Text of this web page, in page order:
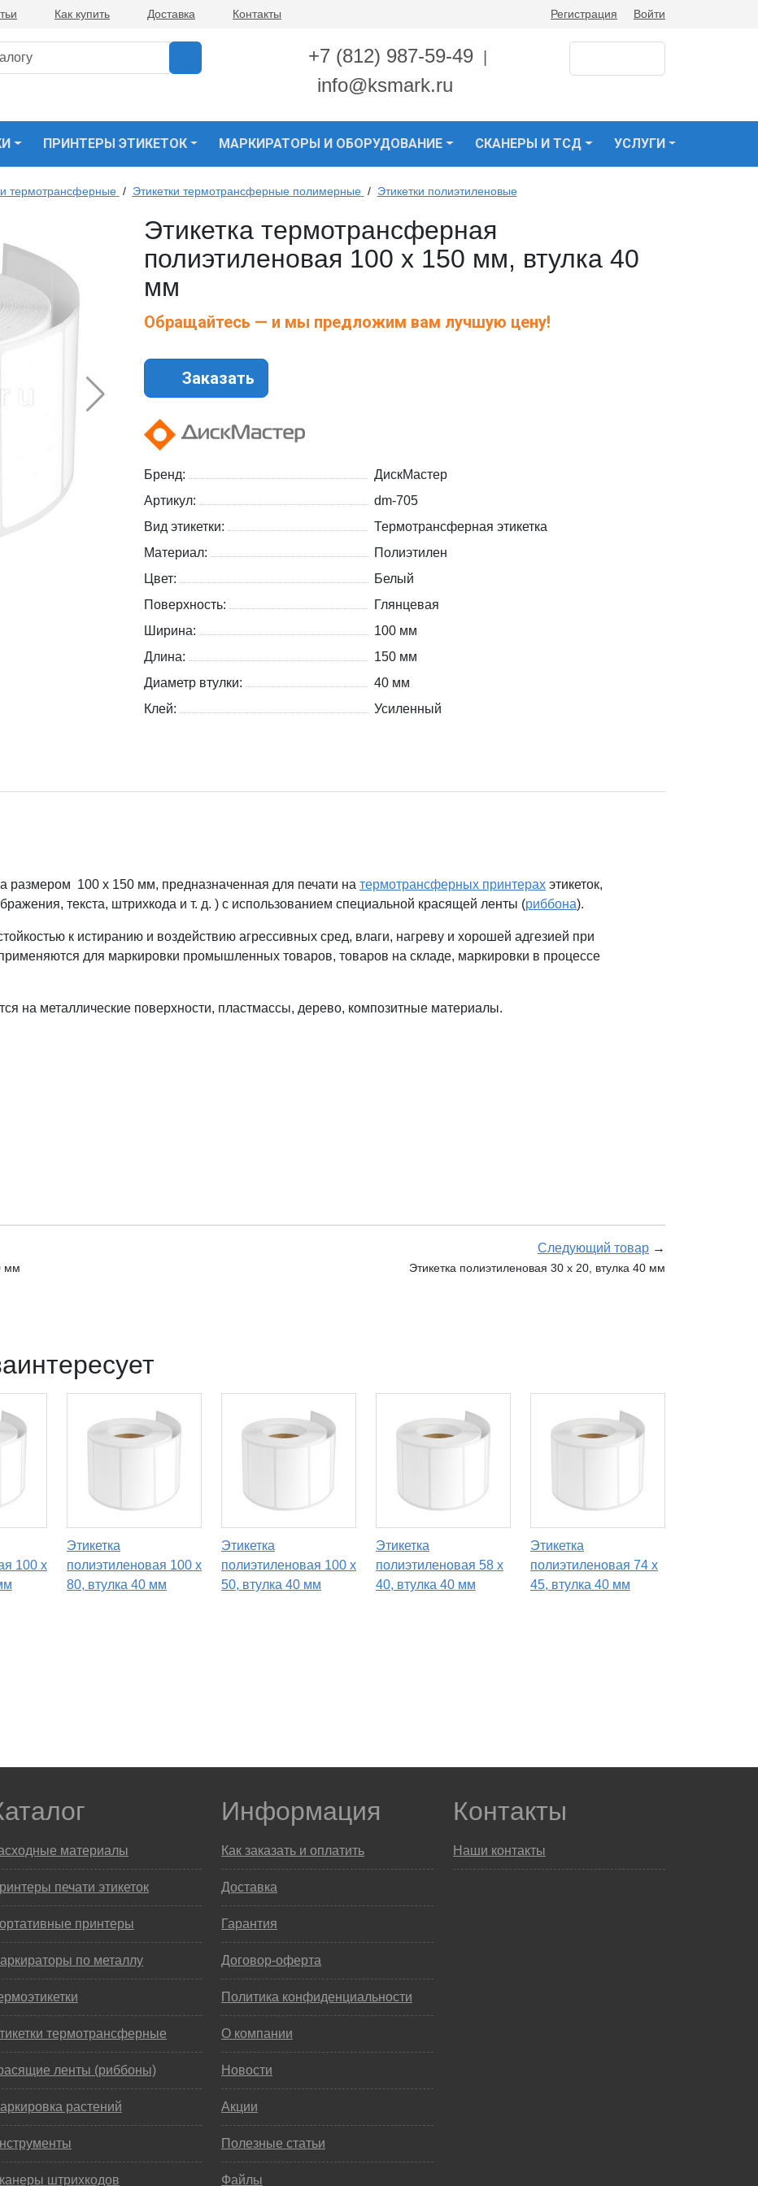
Как купить Доставка Контакты Регистрация Войти
+7 (812) 987-59-49
info@ksmark.ru
ПРИНТЕРЫ ЭТИКЕТОК МАРКИРАТОРЫ И ОБОРУДОВАНИЕ СКАНЕРЫ И ТСД УСЛУГИ
термотрансферные / Этикетки термотрансферные полимерные / Этикетки полиэтиленовые
Этикетка термотрансферная
полиэтиленовая 100 х 150 мм, втулка 40
мм
Обращайтесь — и мы предложим вам лучшую цену!
Заказать
Бренд:
ДискМастер
Артикул:
dm-705
Вид этикетки:
Термотрансферная этикетка
Материал:
Полиэтилен
Цвет:
Белый
Поверхность:
Глянцевая
Ширина:
100 мм
Длина:
150 мм
Диаметр втулки:
40 мм
Клей:
Усиленный
размером 100 x 150 мм, предназначенная для печати на термотрансферных принтерах этикеток,
текста, штрихкода и т. д. ) с использованием специальной красящей ленты (риббона).
к истиранию и воздействию агрессивных сред, влаги, нагреву и хорошей адгезией при
для маркировки промышленных товаров, товаров на складе, маркировки в процессе
на металлические поверхности, пластмассы, дерево, композитные материалы.
мм
Следующий товар →
Этикетка полиэтиленовая 30 x 20, втулка 40 мм
100 x
Этикетка
полиэтиленовая 100 x
80, втулка 40 мм
Этикетка
полиэтиленовая 100 x
50, втулка 40 мм
Этикетка
полиэтиленовая 58 x
40, втулка 40 мм
Этикетка
полиэтиленовая 74 x
45, втулка 40 мм
материалы
печати этикеток
принтеры
по металлу
термотрансферные
ленты (риббоны)
растений
штрихкодов
Информация
Как заказать и оплатить
Доставка
Гарантия
Договор-оферта
Политика конфиденциальности
О компании
Новости
Акции
Полезные статьи
Файлы
Контакты
Наши контакты